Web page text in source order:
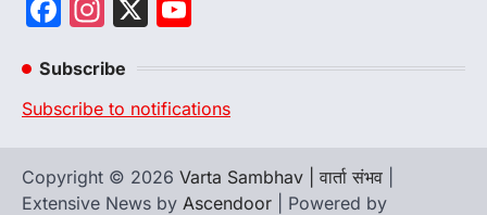
Facebook
Instagram
X
Subscribe
Subscribe to notifications
Copyright © 2026 Varta Sambhav | वार्ता संभव
Extensive News by Ascendoor | Powered by